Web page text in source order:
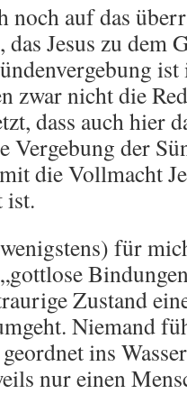
auf das
Jesus zu dem
zwar nicht die
dass auch hier
Vergebung der
die Vollmacht
ist.
für
Zustand
Niemand
ins
nur einen